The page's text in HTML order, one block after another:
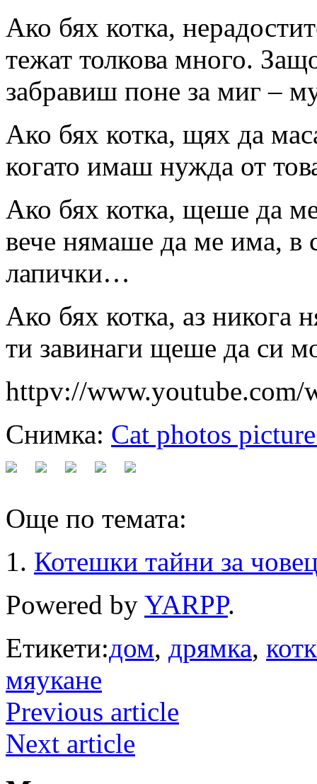
Ако бях котка,
тежат толкова много.
забравиш поне за миг –
Ако бях котка, щях да
когато имаш нужда от
Ако бях котка, щеше да
вече нямаше да ме има, в
лапички…
Ако бях котка, аз никога
ти завинаги щеше да си
httpv://www.youtube.com/
Снимка: Cat photos
Още по темата:
Котешки тайни за
Powered by YARPP.
Етикети:дом, дрямка,
мяукане
Previous article
Next article